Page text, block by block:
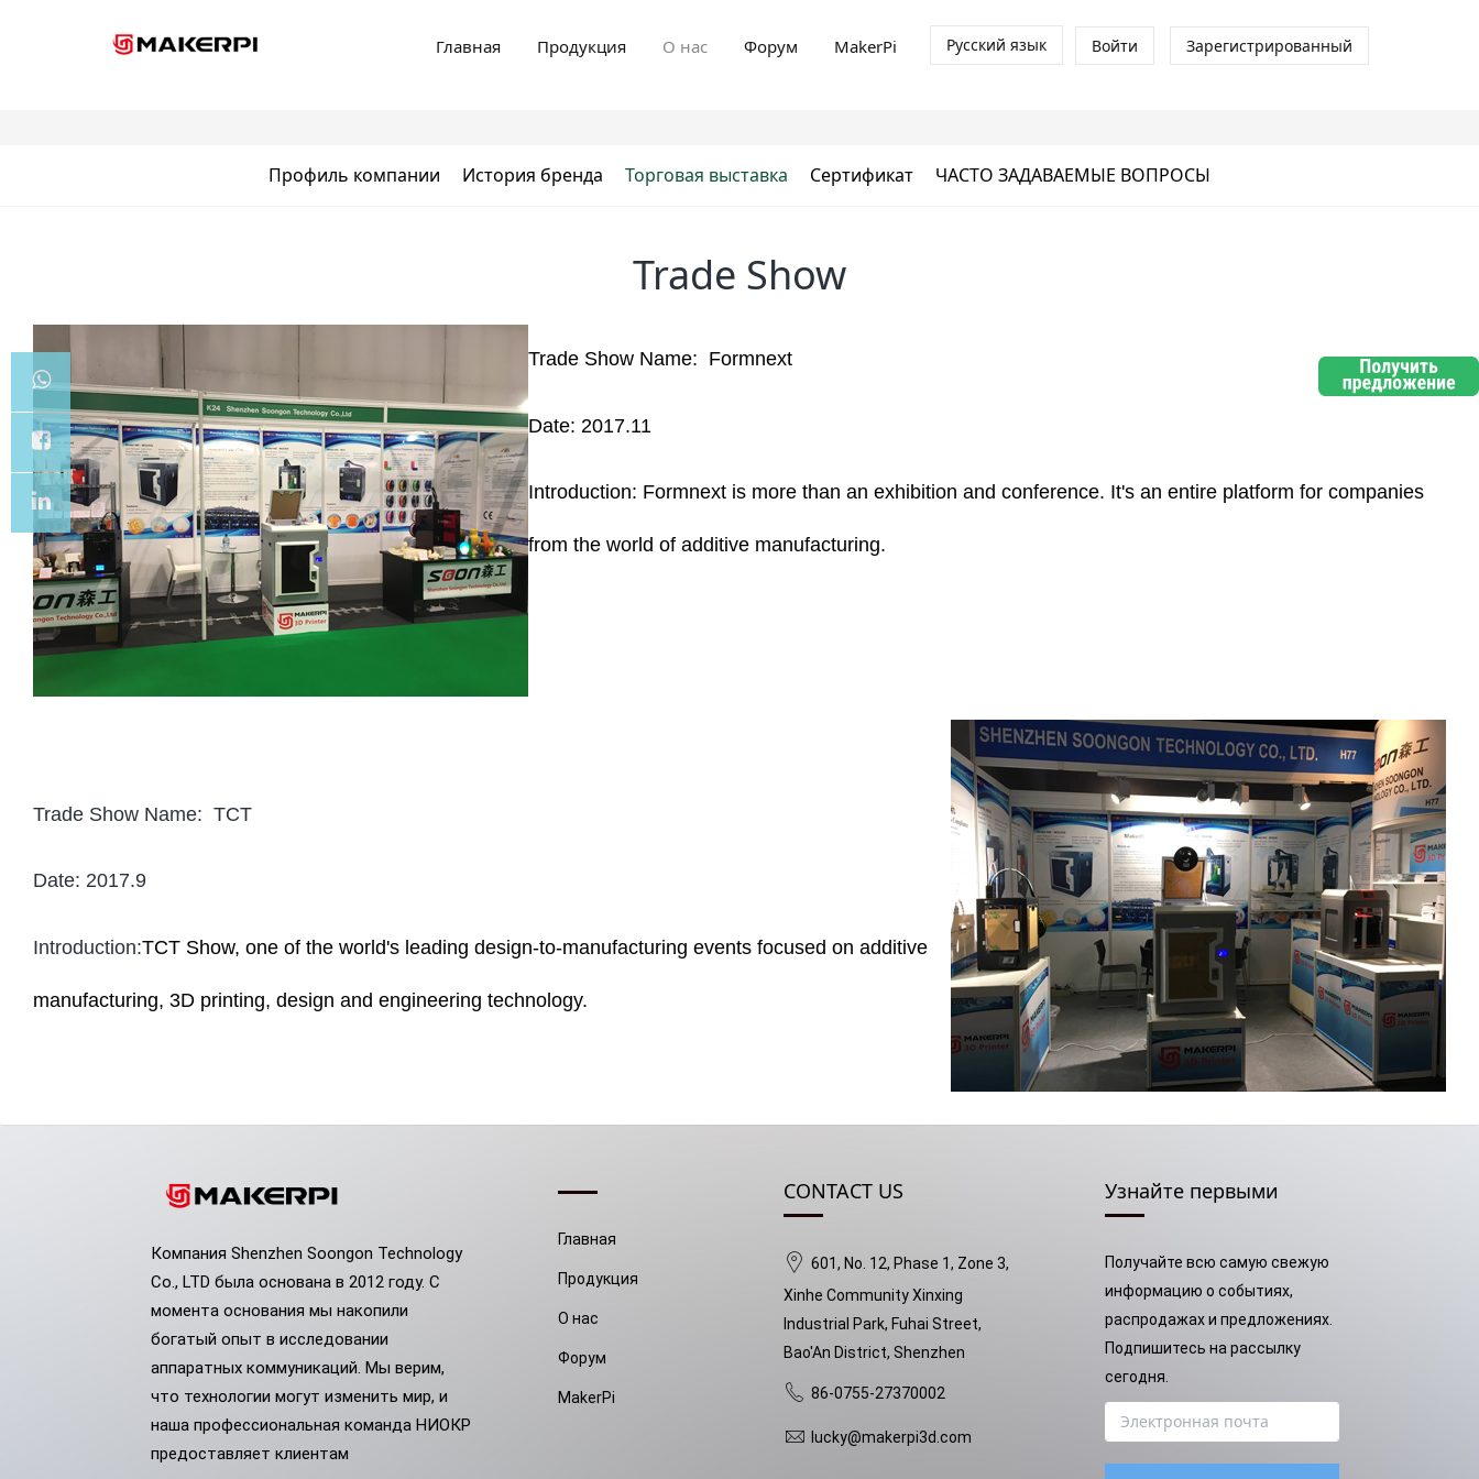
Войти Зарегистрированный
Главная Продукция О нас Форум MakerPi Русский язык
Профиль компании История бренда Торговая выставка Сертификат ЧАСТО ЗАДАВАЕМЫЕ ВОПРОСЫ
Trade Show
Trade Show Name: Formnext
Date: 2017.11
Introduction: Formnext is more than an exhibition and conference. It's an entire platform for companies
from the world of additive manufacturing.
Trade Show Name: TCT
Date: 2017.9
Introduction:TCT Show, one of the world's leading design-to-manufacturing events focused on additive
manufacturing, 3D printing, design and engineering technology.
Компания Shenzhen Soongon Technology
Co., LTD была основана в 2012 году. С
момента основания мы накопили
богатый опыт в исследовании
аппаратных коммуникаций. Мы верим,
что технологии могут изменить мир, и
наша профессиональная команда НИОКР
предоставляет клиентам
Главная
Продукция
О нас
Форум
MakerPi
CONTACT US
601, No. 12, Phase 1, Zone 3,
Xinhe Community Xinxing
Industrial Park, Fuhai Street,
Bao'An District, Shenzhen
86-0755-27370002
lucky@makerpi3d.com
Узнайте первыми
Получайте всю самую свежую
информацию о событиях,
распродажах и предложениях.
Подпишитесь на рассылку
сегодня.
Chris
Xu
MakerPi
Chris
Xu